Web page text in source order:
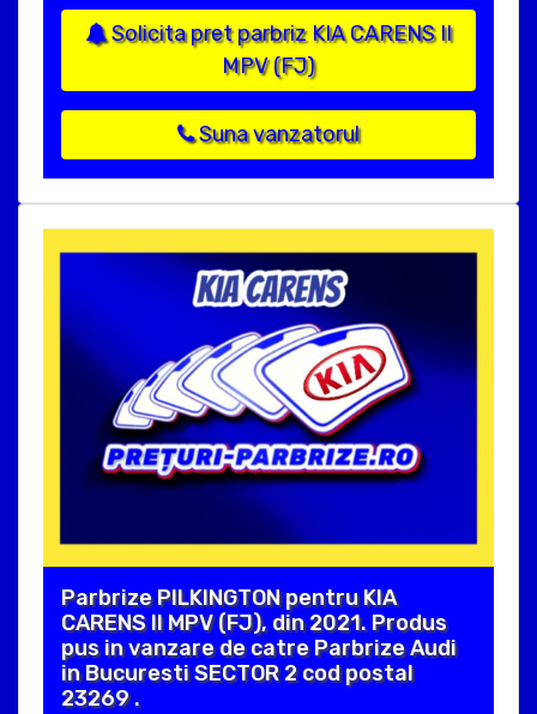
Solicita pret parbriz KIA CARENS II
MPV (FJ)
Suna vanzatorul
Parbrize PILKINGTON pentru KIA
CARENS II MPV (FJ), din 2021. Produs
pus in vanzare de catre Parbrize Audi
in Bucuresti SECTOR 2 cod postal
23269 .